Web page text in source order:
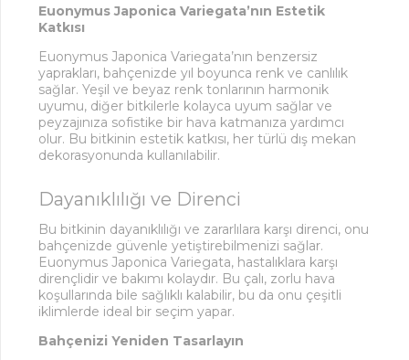
Euonymus Japonica Variegata’nın Estetik
Katkısı
Euonymus Japonica Variegata’nın benzersiz
yaprakları, bahçenizde yıl boyunca renk ve canlılık
sağlar. Yeşil ve beyaz renk tonlarının harmonik
uyumu, diğer bitkilerle kolayca uyum sağlar ve
peyzajınıza sofistike bir hava katmanıza yardımcı
olur. Bu bitkinin estetik katkısı, her türlü dış mekan
dekorasyonunda kullanılabilir.
Dayanıklılığı ve Direnci
Bu bitkinin dayanıklılığı ve zararlılara karşı direnci, onu
bahçenizde güvenle yetiştirebilmenizi sağlar.
Euonymus Japonica Variegata, hastalıklara karşı
dirençlidir ve bakımı kolaydır. Bu çalı, zorlu hava
koşullarında bile sağlıklı kalabilir, bu da onu çeşitli
iklimlerde ideal bir seçim yapar.
Bahçenizi Yeniden Tasarlayın